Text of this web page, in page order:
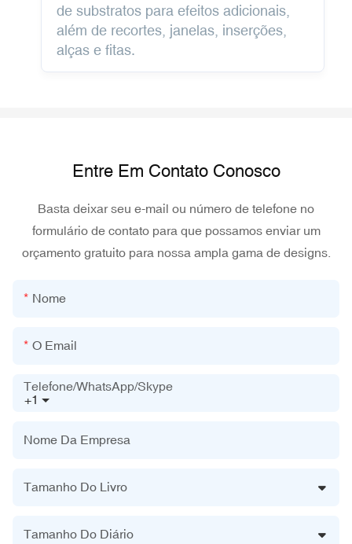
de substratos para efeitos adicionais,
além de recortes, janelas, inserções,
alças e fitas.
Entre Em Contato Conosco
Basta deixar seu e-mail ou número de telefone no
formulário de contato para que possamos enviar um
orçamento gratuito para nossa ampla gama de designs.
Nome
O Email
+1
Telefone/WhatsApp/Skype
Nome Da Empresa
Tamanho Do Livro
Tamanho Do Diário